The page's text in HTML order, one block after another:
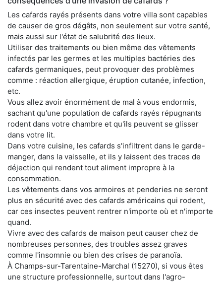
Les cafards rayés présents dans votre villa sont capables
de causer de gros dégâts, non seulement sur votre santé,
mais aussi sur l'état de salubrité des lieux.
Utiliser des traitements ou bien même des vêtements
infectés par les germes et les multiples bactéries des
cafards germaniques, peut provoquer des problèmes
comme : réaction allergique, éruption cutanée, infection,
etc.
Vous allez avoir énormément de mal à vous endormis,
sachant qu'une population de cafards rayés répugnants
rodent dans votre chambre et qu'ils peuvent se glisser
dans votre lit.
Dans votre cuisine, les cafards s'infiltrent dans le garde-
manger, dans la vaisselle, et ils y laissent des traces de
déjection qui rendent tout aliment impropre à la
consommation.
Les vêtements dans vos armoires et penderies ne seront
plus en sécurité avec des cafards américains qui rodent,
car ces insectes peuvent rentrer n'importe où et n'importe
quand.
Vivre avec des cafards de maison peut causer chez de
nombreuses personnes, des troubles assez graves
comme l'insomnie ou bien des crises de paranoïa.
À Champs-sur-Tarentaine-Marchal (15270), si vous êtes
une structure professionnelle, surtout dans l'agro-